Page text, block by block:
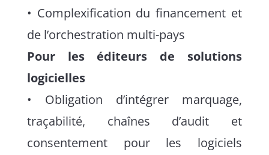
• Complexification du financement et
de l’orchestration multi-pays
Pour les éditeurs de solutions
logicielles
• Obligation d’intégrer marquage,
traçabilité, chaînes d’audit et
consentement pour les logiciels